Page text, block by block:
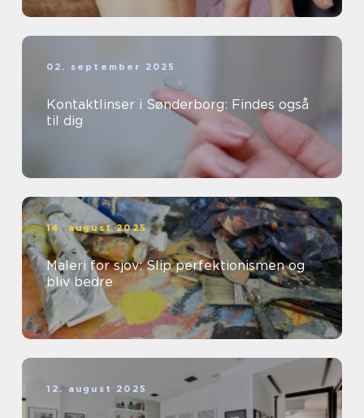
02. september 2025
Kontaktlinser i Sønderborg: Findes også
til dig
14. august 2025
Maleri for sjov: Slip perfektionismen og
bliv bedre
12. august 2025